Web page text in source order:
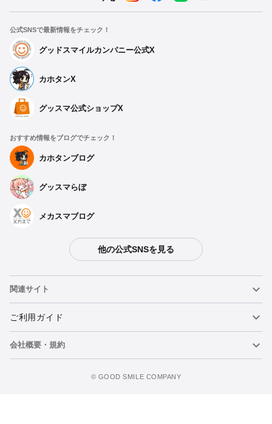
公式SNSで最新情報をチェック！
グッドスマイルカンパニー公式X
カホタンX
グッスマ公式ショップX
おすすめ情報をブログでチェック！
カホタンブログ
グッスマらぼ
メカスマブログ
他の公式SNSを見る
関連サイト
ねんどろいど
ねんどろいどフェイスメーカー
ご利用ガイド
重要なお知らせ
会社概要・規約
©️ GOOD SMILE COMPANY